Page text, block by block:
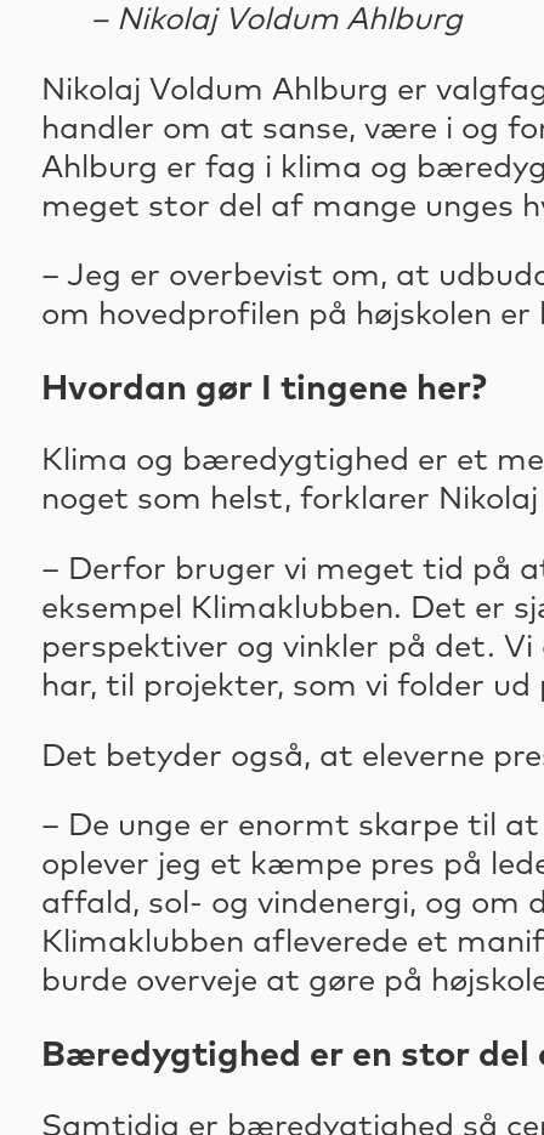
– Nikolaj Voldum Ahlburg
Nikolaj Voldum Ahlburg er
handler om at sanse, være i og
Ahlburg er fag i klima og
meget stor del af mange unges
– Jeg er overbevist om, at
om hovedprofilen på højskolen
Hvordan gør I tingene her?
Klima og bæredygtighed er et
noget som helst, forklarer
– Derfor bruger vi meget tid på
eksempel Klimaklubben. Det er
perspektiver og vinkler på det.
har, til projekter, som vi folder ud
Det betyder også, at eleverne
– De unge er enormt skarpe til
oplever jeg et kæmpe pres på
affald, sol- og vindenergi, og
Klimaklubben afleverede et
burde overveje at gøre på
Bæredygtighed er en stor
Samtidig er bæredygtighed så